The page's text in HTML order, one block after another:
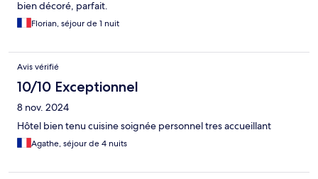
bien décoré, parfait.
Florian, séjour de 1 nuit
Avis vérifié
10/10 Exceptionnel
8 nov. 2024
Hôtel bien tenu cuisine soignée personnel tres accueillant
Agathe, séjour de 4 nuits